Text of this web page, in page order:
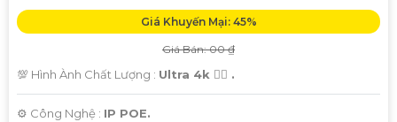
Giá Khuyến Mại: 45%
Giá Bán: 00 ₫
💯 Hình Ành Chất Lượng : Ultra 4k 👍🏾 .
⚙ Công Nghệ : IP POE.